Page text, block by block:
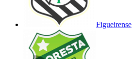
Figueirense